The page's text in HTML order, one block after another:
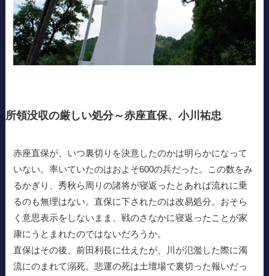
所領没収の厳しい処分～赤座直保、小川祐忠
赤座直保が、いつ裏切りを決意したのかは明らかになって
いない。率いていたのはおよそ600の兵だった。この数をみ
るかぎり、秀秋ら周りの諸将が寝返ったとあれば流れに乗
るのも無理はない。直保に下されたのは改易処分。おそら
く意思表示をしないまま、戦のさなかに寝返ったことが家
康にうとまれたのではないだろうか。
直保はその後、前田利長に仕えたが、川が氾濫した際に濁
流にのまれて溺死。悲運の死は土壇場で裏切った報いだっ